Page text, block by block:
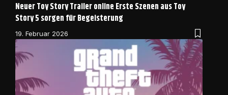
Neuer Toy Story Trailer online Erste Szenen aus Toy
Story 5 sorgen für Begeisterung
19. Februar 2026